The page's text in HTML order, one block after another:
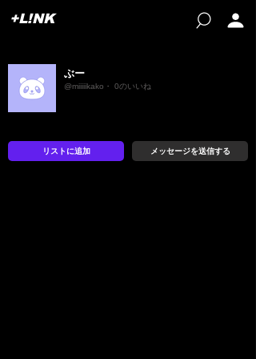
+L!NK
ぶー
@miiiiikako・ 0のいいね
リストに追加 メッセージを送信する